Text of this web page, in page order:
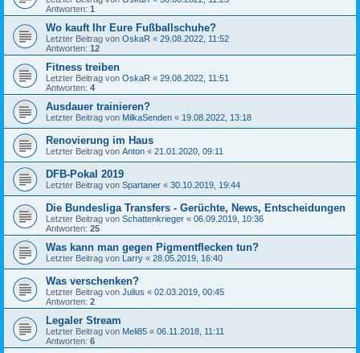
Antworten: 1
Wo kauft Ihr Eure Fußballschuhe?
Letzter Beitrag von OskaR « 29.08.2022, 11:52
Antworten: 12
Fitness treiben
Letzter Beitrag von OskaR « 29.08.2022, 11:51
Antworten: 4
Ausdauer trainieren?
Letzter Beitrag von MilkaSenden « 19.08.2022, 13:18
Renovierung im Haus
Letzter Beitrag von Anton « 21.01.2020, 09:11
DFB-Pokal 2019
Letzter Beitrag von Spartaner « 30.10.2019, 19:44
Die Bundesliga Transfers - Gerüchte, News, Entscheidungen
Letzter Beitrag von Schattenkrieger « 06.09.2019, 10:36
Antworten: 25
Was kann man gegen Pigmentflecken tun?
Letzter Beitrag von Larry « 28.05.2019, 16:40
Was verschenken?
Letzter Beitrag von Julius « 02.03.2019, 00:45
Antworten: 2
Legaler Stream
Letzter Beitrag von Meli85 « 06.11.2018, 11:11
Antworten: 6